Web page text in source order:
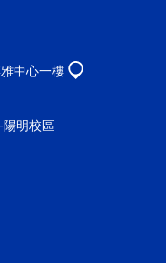
中心一樓
明校區